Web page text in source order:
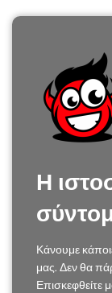
Η
Κάνουμε
μας. Δεν θα
Επισκεφθείτε